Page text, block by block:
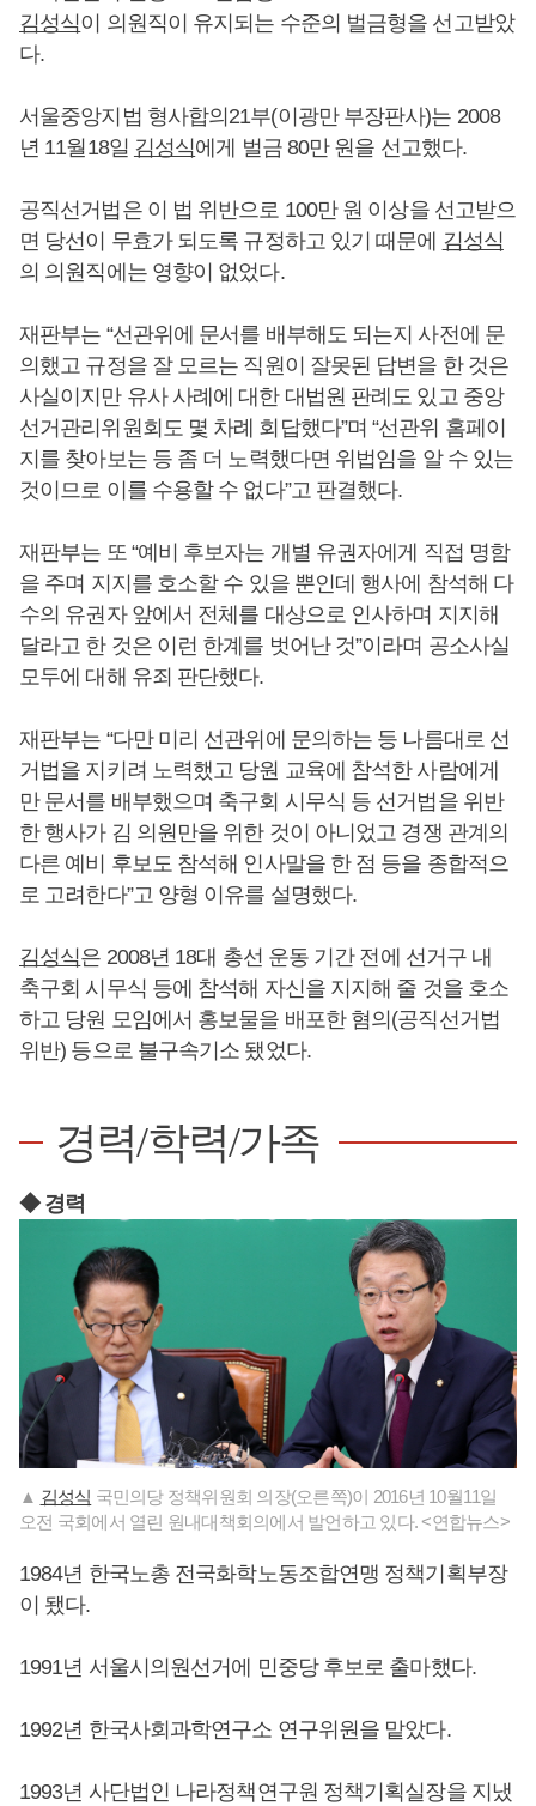
김성식이 의원직이 유지되는 수준의 벌금형을 선고받았
다.
서울중앙지법 형사합의21부(이광만 부장판사)는 2008
년 11월18일 김성식에게 벌금 80만 원을 선고했다.
공직선거법은 이 법 위반으로 100만 원 이상을 선고받으
면 당선이 무효가 되도록 규정하고 있기 때문에 김성식
의 의원직에는 영향이 없었다.
재판부는 “선관위에 문서를 배부해도 되는지 사전에 문
의했고 규정을 잘 모르는 직원이 잘못된 답변을 한 것은
사실이지만 유사 사례에 대한 대법원 판례도 있고 중앙
선거관리위원회도 몇 차례 회답했다”며 “선관위 홈페이
지를 찾아보는 등 좀 더 노력했다면 위법임을 알 수 있는
것이므로 이를 수용할 수 없다”고 판결했다.
재판부는 또 “예비 후보자는 개별 유권자에게 직접 명함
을 주며 지지를 호소할 수 있을 뿐인데 행사에 참석해 다
수의 유권자 앞에서 전체를 대상으로 인사하며 지지해
달라고 한 것은 이런 한계를 벗어난 것”이라며 공소사실
모두에 대해 유죄 판단했다.
재판부는 “다만 미리 선관위에 문의하는 등 나름대로 선
거법을 지키려 노력했고 당원 교육에 참석한 사람에게
만 문서를 배부했으며 축구회 시무식 등 선거법을 위반
한 행사가 김 의원만을 위한 것이 아니었고 경쟁 관계의
다른 예비 후보도 참석해 인사말을 한 점 등을 종합적으
로 고려한다”고 양형 이유를 설명했다.
김성식은 2008년 18대 총선 운동 기간 전에 선거구 내
축구회 시무식 등에 참석해 자신을 지지해 줄 것을 호소
하고 당원 모임에서 홍보물을 배포한 혐의(공직선거법
위반) 등으로 불구속기소 됐었다.
경력/학력/가족
◆ 경력
▲ 김성식 국민의당 정책위원회 의장(오른쪽)이 2016년 10월11일
오전 국회에서 열린 원내대책회의에서 발언하고 있다. <연합뉴스>
1984년 한국노총 전국화학노동조합연맹 정책기획부장
이 됐다.
1991년 서울시의원선거에 민중당 후보로 출마했다.
1992년 한국사회과학연구소 연구위원을 맡았다.
1993년 사단법인 나라정책연구원 정책기획실장을 지냈